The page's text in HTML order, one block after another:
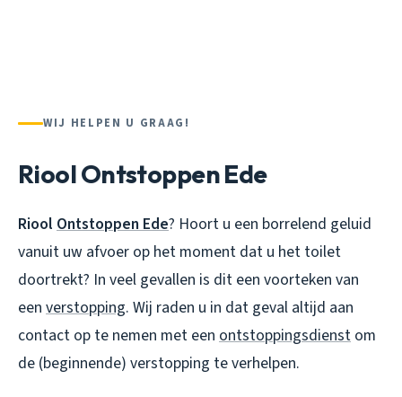
WIJ HELPEN U GRAAG!
Riool Ontstoppen Ede
Riool Ontstoppen Ede? Hoort u een borrelend geluid
vanuit uw afvoer op het moment dat u het toilet
doortrekt? In veel gevallen is dit een voorteken van
een verstopping. Wij raden u in dat geval altijd aan
contact op te nemen met een ontstoppingsdienst om
de (beginnende) verstopping te verhelpen.